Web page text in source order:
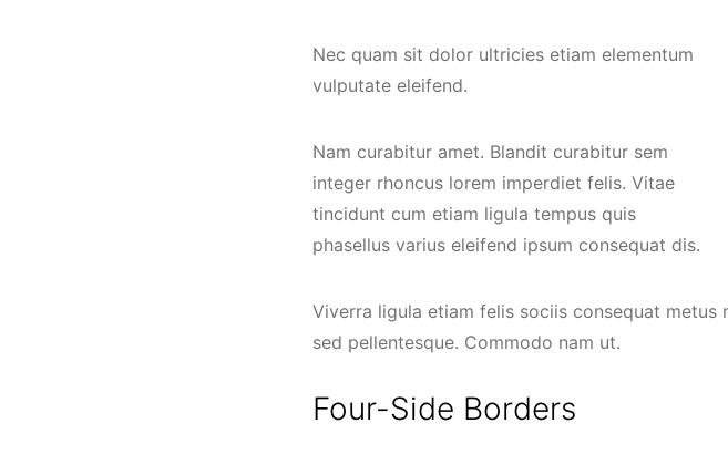
Nec quam sit dolor ultricies etiam elementum
vulputate eleifend.
Nam curabitur amet. Blandit curabitur sem
integer rhoncus lorem imperdiet felis. Vitae
tincidunt cum etiam ligula tempus quis
phasellus varius eleifend ipsum consequat dis.
Viverra ligula etiam felis sociis consequat
sed pellentesque. Commodo nam ut.
Four-Side Borders